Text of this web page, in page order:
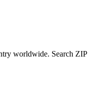
worldwide. Search ZIP